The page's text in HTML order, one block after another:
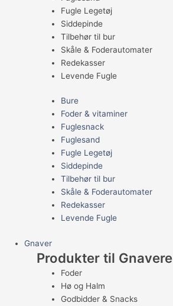
Fugle Legetøj
Siddepinde
Tilbehør til bur
Skåle & Foderautomater
Redekasser
Levende Fugle
Bure
Foder & vitaminer
Fuglesnack
Fuglesand
Fugle Legetøj
Siddepinde
Tilbehør til bur
Skåle & Foderautomater
Redekasser
Levende Fugle
Gnaver
Produkter til Gnavere
Foder
Hø og Halm
Godbidder & Snacks